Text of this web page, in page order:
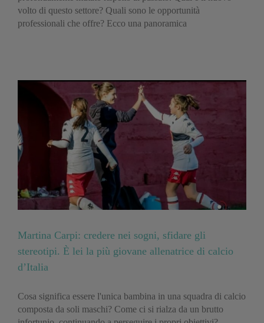
volto di questo settore? Quali sono le opportunità
professionali che offre? Ecco una panoramica
Martina Carpi: credere nei sogni, sfidare gli
stereotipi. È lei la più giovane allenatrice di calcio
d’Italia
Cosa significa essere l'unica bambina in una squadra di calcio
composta da soli maschi? Come ci si rialza da un brutto